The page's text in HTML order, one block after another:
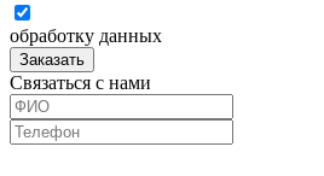
обработку данных
Заказать
Связаться с нами